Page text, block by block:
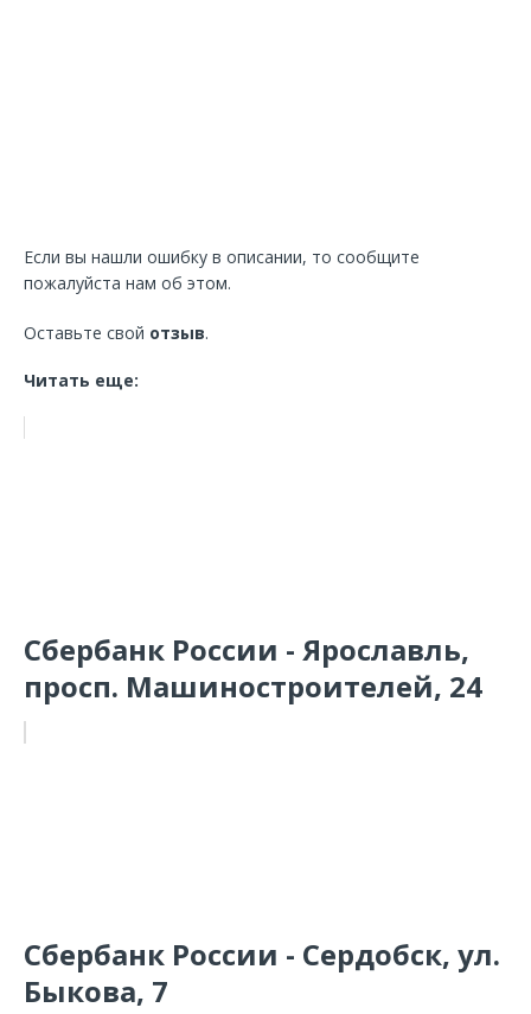
Если вы нашли ошибку в описании, то сообщите
пожалуйста нам об этом.
Оставьте свой отзыв.
Читать еще:
Сбербанк России - Ярославль,
просп. Машиностроителей, 24
Сбербанк России - Сердобск, ул.
Быкова, 7